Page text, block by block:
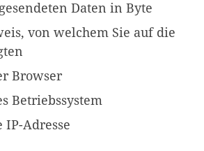
Daten in Byte
von welchem Sie auf die
Browser
Betriebssystem
IP-Adresse